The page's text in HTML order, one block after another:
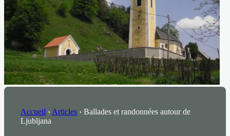
Accueil › Articles › Ballades et randonnées autour de
Ljubljana